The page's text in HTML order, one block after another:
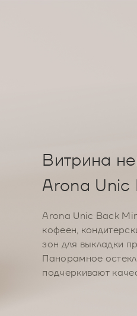
Витрина
Arona Unic
Arona Unic Back
кофеен,
зон для выкладки
Панорамное
подчеркивают